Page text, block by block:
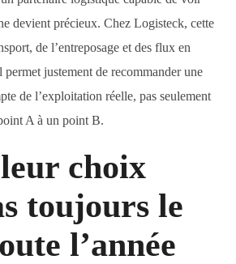
devient précieux. Chez Logisteck, cette
de l’entreposage et des flux en
permet justement de recommander une
de l’exploitation réelle, pas seulement
A à un point B.
choix
toujours le
l’année